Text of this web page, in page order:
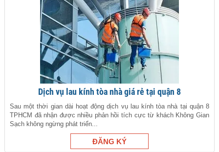
Dịch vụ lau kính tòa nhà giá rẻ tại quận 8
Sau một thời gian dài hoạt động dịch vụ lau kính tòa nhà tại quận 8
TPHCM đã nhận được nhiều phản hồi tích cực từ khách Không Gian
Sạch không ngừng phát triển...